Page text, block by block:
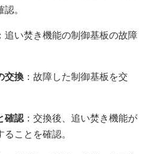
。
：追い焚き機能の制御基板の故障
交換 ：故障した制御基板を交
確認 ：交換後、追い焚き機能が
ことを確認。